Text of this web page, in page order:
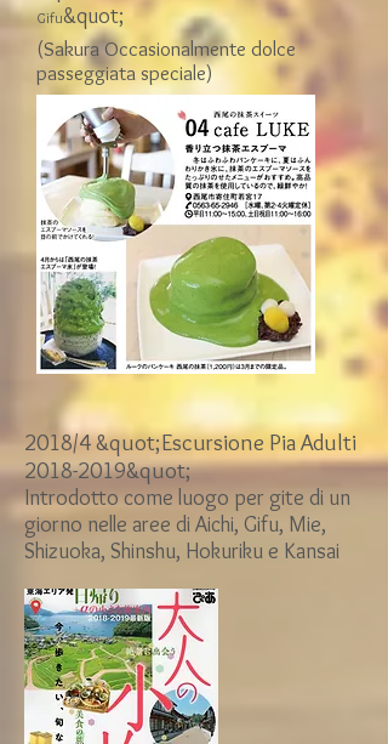
Gifu&quot;
(Sakura Occasionalmente dolce
passeggiata speciale)
2018/4 &quot;Escursione Pia Adulti
2018-2019&quot;
​Introdotto come luogo per gite di un
giorno nelle aree di Aichi, Gifu, Mie,
Shizuoka, Shinshu, Hokuriku e Kansai